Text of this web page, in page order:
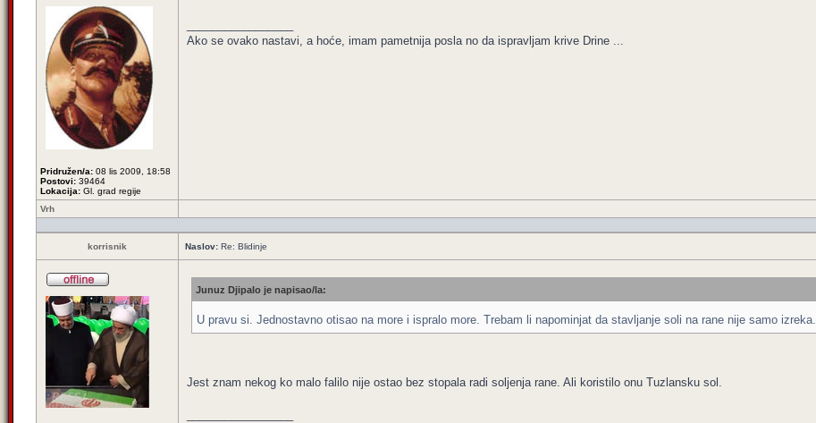
Pridružen/a: 08 lis 2009, 18:58
Postovi: 39464
Lokacija: Gl. grad regije
Ako se ovako nastavi, a hoće, imam pametnija posla no da ispravljam krive Drine ...
Vrh
korrisnik Naslov: Re: Blidinje
Junuz Djipalo je napisao/la:
U pravu si. Jednostavno otisao na more i ispralo more. Trebam li napominjat da stavljanje soli na rane nije samo izreka.
Jest znam nekog ko malo falilo nije ostao bez stopala radi soljenja rane. Ali koristilo onu Tuzlansku sol.